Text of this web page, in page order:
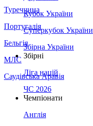
Туреччина
Португалія
Бельгія
МЛС
Саудівська Аравія
Кубок України
Суперкубок України
Збірна України
Збірні
Ліга націй
ЧС 2026
Чемпіонати
Англія